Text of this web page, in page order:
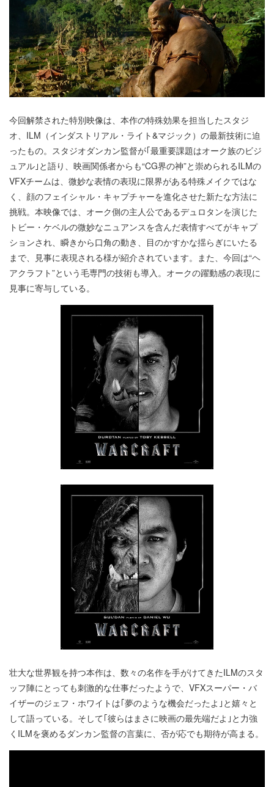
今回解禁された特別映像は、本作の特殊効果を担当したスタジ
オ、ILM（インダストリアル・ライト&マジック）の最新技術に迫
ったもの。スタジオダンカン監督が｢最重要課題はオーク族のビジ
ュアル｣と語り、映画関係者からも“CG界の神”と崇められるILMの
VFXチームは、微妙な表情の表現に限界がある特殊メイクではな
く、顔のフェイシャル・キャプチャーを進化させた新たな方法に
挑戦。本映像では、オーク側の主人公であるデュロタンを演じた
トビー・ケベルの微妙なニュアンスを含んだ表情すべてがキャプ
ションされ、瞬きから口角の動き、目のかすかな揺らぎにいたる
まで、見事に表現される様が紹介されています。また、今回は“ヘ
アクラフト”という毛専門の技術も導入。オークの躍動感の表現に
見事に寄与している。
壮大な世界観を持つ本作は、数々の名作を手がけてきたILMのスタ
ッフ陣にとっても刺激的な仕事だったようで、VFXスーパー・バ
イザーのジェフ・ホワイトは｢夢のような機会だったよ｣と嬉々と
して語っている。そして｢彼らはまさに映画の最先端だよ｣と力強
くILMを褒めるダンカン監督の言葉に、否が応でも期待が高まる。